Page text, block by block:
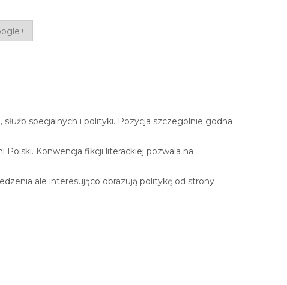
specjalnych i polityki. Pozycja szczególnie godna
Konwencja fikcji literackiej pozwala na
ale interesująco obrazują politykę od strony